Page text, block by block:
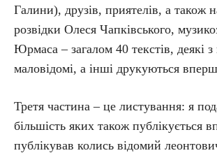
Галини), друзів, приятелів, а також
розвідки Олеся Чапківського,
Юрмаса – загалом 40 текстів, деякі
маловідомі, а інші друкуються
Третя частина – це листування: я
більшість яких також публікується
публікував колись відомий